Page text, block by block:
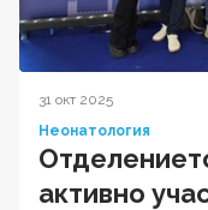
31 окт 2025
Неонатология
активно